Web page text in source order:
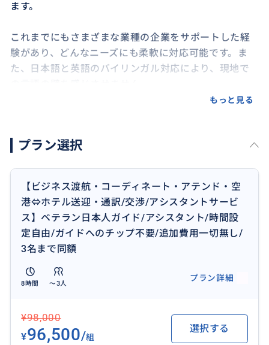
ます。
これまでにもさまざまな業種の企業をサポートした経
験があり、どんなニーズにも柔軟に対応可能です。ま
た、日本語と英語のバイリンガル対応により、現地で
お手伝いさせてください！
【カリフォルニア州・旅行販売業者（Seller of Trave
l）】
登録番号 ：2164329-70
＝＝＝＝＝＝＝＝＝＝＝＝＝＝＝＝＝＝＝＝＝＝＝
もっと見る
プラン選択
【ビジネス渡航・コーディネート・アテンド・空
港⇔ホテル送迎・通訳/交渉/アシスタントサービ
ス】ベテラン日本人ガイド/アシスタント/時間設
定自由/ガイドへのチップ不要/追加費用一切無し/
3名まで同額
8時間 〜3人
プラン詳細
¥98,000
¥96,500/組
選択する